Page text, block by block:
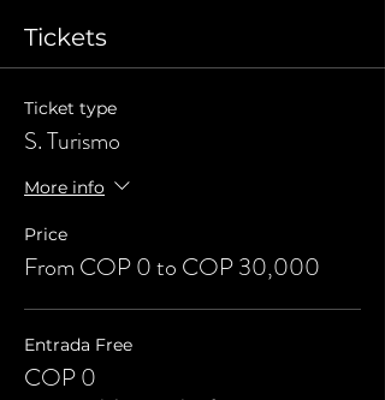
Tickets
Ticket type
S. Turismo
More info
Price
From COP 0 to COP 30,000
Entrada Free
COP 0